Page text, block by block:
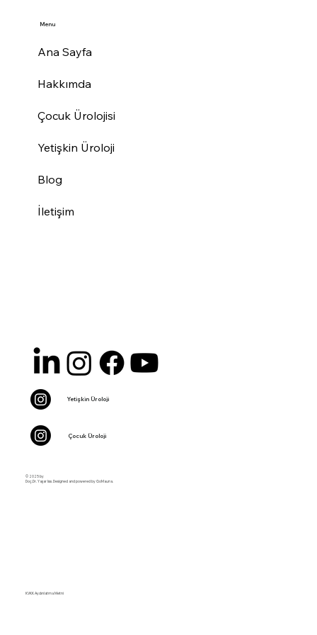
© 2025 by
Doç.Dr. Yaşar Issı. Designed and powered by GoMauna.
Yetişkin Üroloji
Çocuk Üroloji
Menu
Ana Sayfa
Hakkımda
Çocuk Ürolojisi
Yetişkin Üroloji
Blog
İletişim
KVKK Aydınlatma Metni